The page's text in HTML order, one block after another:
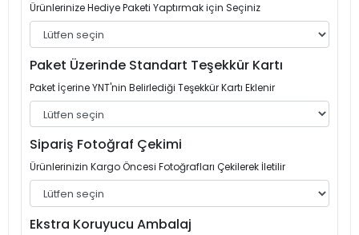
Ürünlerinize Hediye Paketi Yaptırmak için Seçiniz
Paket Üzerinde Standart Teşekkür Kartı
Paket İçerine YNT'nin Belirlediği Teşekkür Kartı Eklenir
Sipariş Fotoğraf Çekimi
Ürünlerinizin Kargo Öncesi Fotoğrafları Çekilerek İletilir
Ekstra Koruyucu Ambalaj